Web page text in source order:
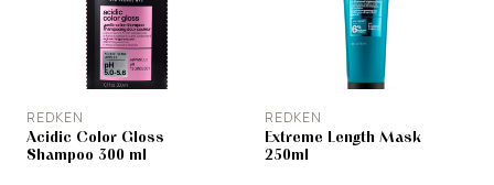
REDKEN
Acidic Color Gloss
Shampoo 300 ml
REDKEN
Extreme Length Mask
250ml